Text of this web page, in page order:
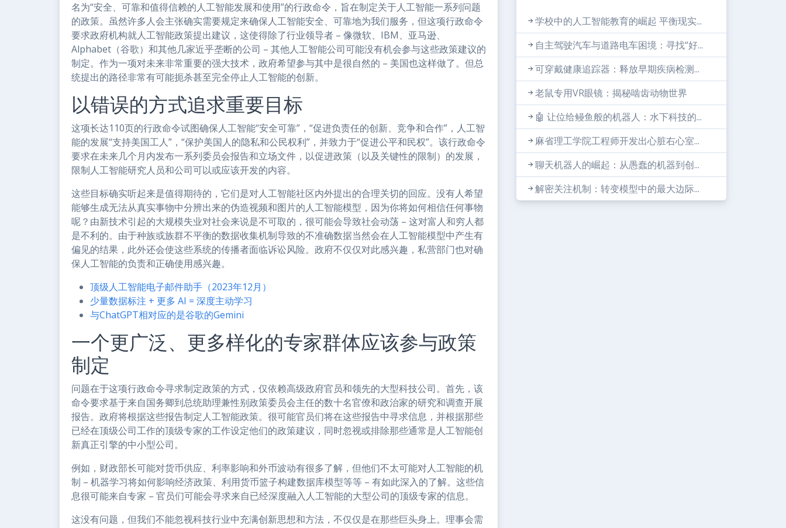
名为“安全、可靠和值得信赖的人工智能发展和使用”的行政命令，旨在制定关于人工智能一系列问题
的政策。虽然许多人会主张确实需要规定来确保人工智能安全、可靠地为我们服务，但这项行政命令
要求政府机构就人工智能政策提出建议，这使得除了行业领导者 – 像微软、IBM、亚马逊、
Alphabet（谷歌）和其他几家近乎垄断的公司 – 其他人工智能公司可能没有机会参与这些政策建议的
制定。作为一项对未来非常重要的强大技术，政府希望参与其中是很自然的 – 美国也这样做了。但总
统提出的路径非常有可能扼杀甚至完全停止人工智能的创新。
以错误的方式追求重要目标
这项长达110页的行政命令试图确保人工智能“安全可靠”，“促进负责任的创新、竞争和合作”，人工智
能的发展“支持美国工人”，“保护美国人的隐私和公民权利”，并致力于“促进公平和民权”。该行政命令
要求在未来几个月内发布一系列委员会报告和立场文件，以促进政策（以及关键性的限制）的发展，
限制人工智能研究人员和公司可以或应该开发的内容。
这些目标确实听起来是值得期待的，它们是对人工智能社区内外提出的合理关切的回应。没有人希望
能够生成无法从真实事物中分辨出来的伪造视频和图片的人工智能模型，因为你将如何相信任何事物
呢？由新技术引起的大规模失业对社会来说是不可取的，很可能会导致社会动荡 – 这对富人和穷人都
是不利的。由于种族或族群不平衡的数据收集机制导致的不准确数据当然会在人工智能模型中产生有
偏见的结果，此外还会使这些系统的传播者面临诉讼风险。政府不仅仅对此感兴趣，私营部门也对确
保人工智能的负责和正确使用感兴趣。
顶级人工智能电子邮件助手（2023年12月）
少量数据标注 + 更多 AI = 深度主动学习
与ChatGPT相对应的是谷歌的Gemini
一个更广泛、更多样化的专家群体应该参与政策
制定
问题在于这项行政命令寻求制定政策的方式，仅依赖高级政府官员和领先的大型科技公司。首先，该
命令要求基于来自国务卿到总统助理兼性别政策委员会主任的数十名官僚和政治家的研究和调查开展
报告。政府将根据这些报告制定人工智能政策。很可能官员们将在这些报告中寻求信息，并根据那些
已经在顶级公司工作的顶级专家的工作设定他们的政策建议，同时忽视或排除那些通常是人工智能创
新真正引擎的中小型公司。
例如，财政部长可能对货币供应、利率影响和外币波动有很多了解，但他们不太可能对人工智能的机
制 – 机器学习将如何影响经济政策、利用货币篮子构建数据库模型等等 – 有如此深入的了解。这些信
息很可能来自专家 – 官员们可能会寻求来自已经深度融入人工智能的大型公司的顶级专家的信息。
这没有问题，但我们不能忽视科技行业中充满创新思想和方法，不仅仅是在那些巨头身上。理事会需
学校中的人工智能教育的崛起 平衡现实...
自主驾驶汽车与道路电车困境：寻找“好...
可穿戴健康追踪器：释放早期疾病检测...
老鼠专用VR眼镜：揭秘啮齿动物世界
🤖 让位给鳗鱼般的机器人：水下科技的...
麻省理工学院工程师开发出心脏右心室...
聊天机器人的崛起：从愚蠢的机器到创...
解密关注机制：转变模型中的最大边际...